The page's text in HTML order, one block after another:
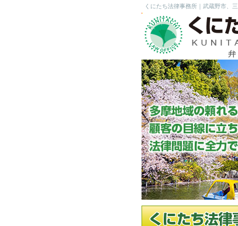
くにたち法律事務所｜武蔵野市、